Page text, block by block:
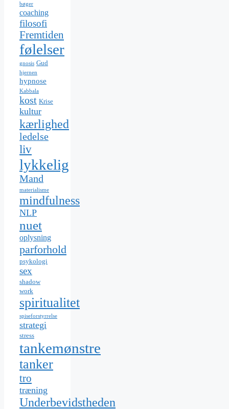
bøger
coaching
filosofi
Fremtiden
følelser
gnosis Gud
hjernen
hypnose
Kabbala
kost Krise
kultur
kærlighed
ledelse
liv
lykkelig
Mand
materialisme
mindfulness
NLP
nuet
oplysning
parforhold
psykologi
sex
shadow
work
spiritualitet
spiseforstyrrelse
strategi
stress
tankemønstre
tanker
tro
træning
Underbevidstheden